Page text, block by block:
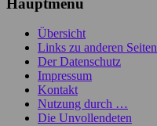
Übersicht
Links zu anderen Seiten
Der Datenschutz
Impressum
Kontakt
Nutzung durch …
Die Unvollendeten